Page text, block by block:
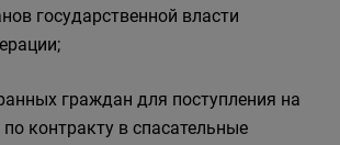
государственной власти
граждан для поступления на
контракту в спасательные